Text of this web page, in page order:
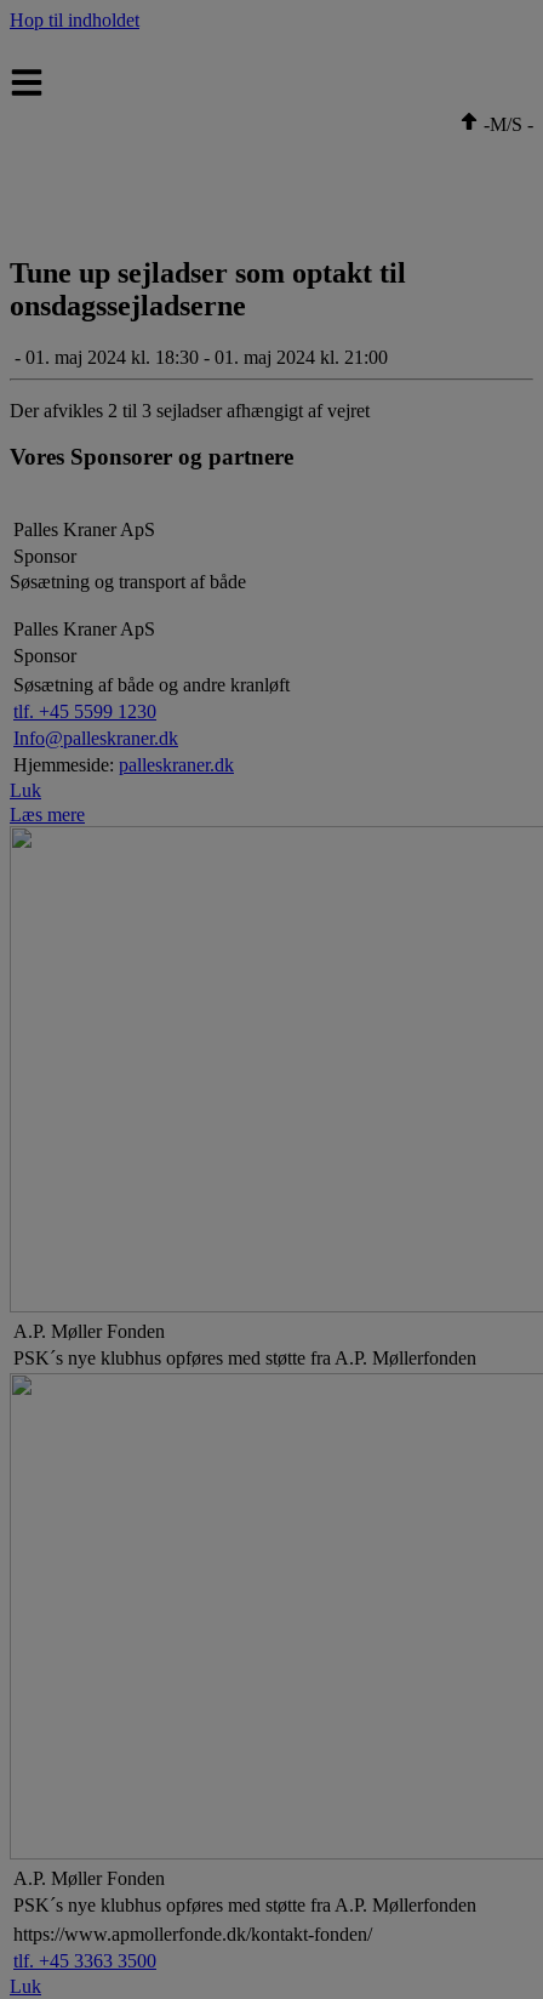
Hop til indholdet
-M/S -
Tune up sejladser som optakt til
onsdagssejladserne
- 01. maj 2024 kl. 18:30 - 01. maj 2024 kl. 21:00
Der afvikles 2 til 3 sejladser afhængigt af vejret
Vores Sponsorer og partnere
Palles Kraner ApS
Sponsor
Søsætning og transport af både
Palles Kraner ApS
Sponsor
Søsætning af både og andre kranløft
tlf. +45 5599 1230
Info@palleskraner.dk
Hjemmeside: palleskraner.dk
Luk
Læs mere
A.P. Møller Fonden
PSK´s nye klubhus opføres med støtte fra A.P. Møllerfonden
A.P. Møller Fonden
PSK´s nye klubhus opføres med støtte fra A.P. Møllerfonden
https://www.apmollerfonde.dk/kontakt-fonden/
tlf. +45 3363 3500
Luk